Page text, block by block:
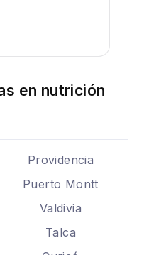
en nutrición
Providencia
Puerto Montt
Valdivia
Talca